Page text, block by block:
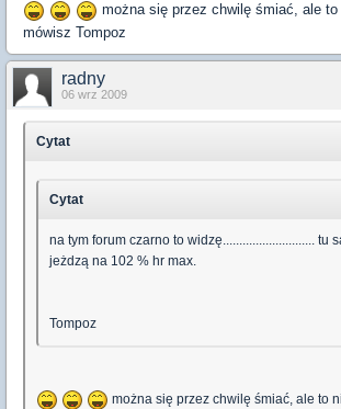
można się przez chwilę śmiać, ale
mówisz Tompoz
radny
06 wrz 2009
Cytat
Cytat
na tym forum czarno to widzę............................ tu
jeżdzą na 102 % hr max.
Tompoz
można się przez chwilę śmiać, ale to